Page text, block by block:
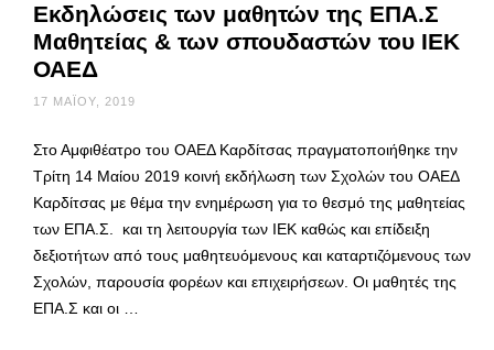
Εκδηλώσεις των μαθητών της ΕΠΑ.Σ
Μαθητείας & των σπουδαστών του ΙΕΚ
ΟΑΕΔ
17 ΜΑΪ́ΟΥ, 2019
Στο Αμφιθέατρο του ΟΑΕΔ Καρδίτσας πραγματοποιήθηκε την
Τρίτη 14 Μαίου 2019 κοινή εκδήλωση των Σχολών του ΟΑΕΔ
Καρδίτσας με θέμα την ενημέρωση για το θεσμό της μαθητείας
των ΕΠΑ.Σ. και τη λειτουργία των ΙΕΚ καθώς και επίδειξη
δεξιοτήτων από τους μαθητευόμενους και καταρτιζόμενους των
Σχολών, παρουσία φορέων και επιχειρήσεων. Οι μαθητές της
ΕΠΑ.Σ και οι …